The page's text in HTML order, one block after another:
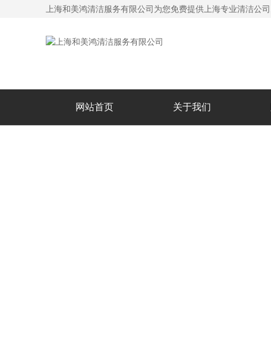
上海和美鸿清洁服务有限公司为您免费提供 上海专业清洁公司
网站首页 关于我们